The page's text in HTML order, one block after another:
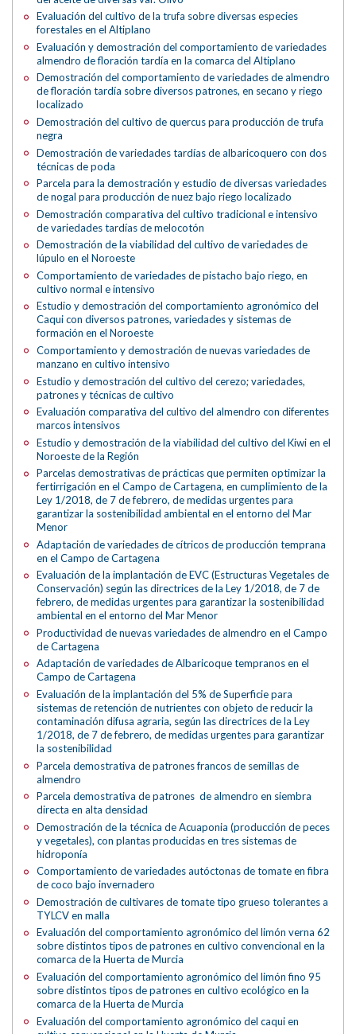
Evaluación del cultivo de la trufa sobre diversas especies
forestales en el Altiplano
Evaluación y demostración del comportamiento de variedades
almendro de floración tardía en la comarca del Altiplano
Demostración del comportamiento de variedades de almendro
de floración tardía sobre diversos patrones, en secano y riego
localizado
Demostración del cultivo de quercus para producción de trufa
negra
Demostración de variedades tardías de albaricoquero con dos
técnicas de poda
Parcela para la demostración y estudio de diversas variedades
de nogal para producción de nuez bajo riego localizado
Demostración comparativa del cultivo tradicional e intensivo
de variedades tardías de melocotón
Demostración de la viabilidad del cultivo de variedades de
lúpulo en el Noroeste
Comportamiento de variedades de pistacho bajo riego, en
cultivo normal e intensivo
Estudio y demostración del comportamiento agronómico del
Caqui con diversos patrones, variedades y sistemas de
formación en el Noroeste
Comportamiento y demostración de nuevas variedades de
manzano en cultivo intensivo
Estudio y demostración del cultivo del cerezo; variedades,
patrones y técnicas de cultivo
Evaluación comparativa del cultivo del almendro con diferentes
marcos intensivos
Estudio y demostración de la viabilidad del cultivo del Kiwi en el
Noroeste de la Región
Parcelas demostrativas de prácticas que permiten optimizar la
fertirrigación en el Campo de Cartagena, en cumplimiento de la
Ley 1/2018, de 7 de febrero, de medidas urgentes para
garantizar la sostenibilidad ambiental en el entorno del Mar
Menor
Adaptación de variedades de cítricos de producción temprana
en el Campo de Cartagena
Evaluación de la implantación de EVC (Estructuras Vegetales de
Conservación) según las directrices de la Ley 1/2018, de 7 de
febrero, de medidas urgentes para garantizar la sostenibilidad
ambiental en el entorno del Mar Menor
Productividad de nuevas variedades de almendro en el Campo
de Cartagena
Adaptación de variedades de Albaricoque tempranos en el
Campo de Cartagena
Evaluación de la implantación del 5% de Superficie para
sistemas de retención de nutrientes con objeto de reducir la
contaminación difusa agraria, según las directrices de la Ley
1/2018, de 7 de febrero, de medidas urgentes para garantizar
la sostenibilidad
Parcela demostrativa de patrones francos de semillas de
almendro
Parcela demostrativa de patrones de almendro en siembra
directa en alta densidad
Demostración de la técnica de Acuaponia (producción de peces
y vegetales), con plantas producidas en tres sistemas de
hidroponía
Comportamiento de variedades autóctonas de tomate en fibra
de coco bajo invernadero
Demostración de cultivares de tomate tipo grueso tolerantes a
TYLCV en malla
Evaluación del comportamiento agronómico del limón verna 62
sobre distintos tipos de patrones en cultivo convencional en la
comarca de la Huerta de Murcia
Evaluación del comportamiento agronómico del limón fino 95
sobre distintos tipos de patrones en cultivo ecológico en la
comarca de la Huerta de Murcia
Evaluación del comportamiento agronómico del caqui en